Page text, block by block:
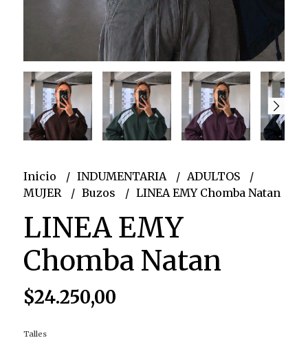
Inicio INDUMENTARIA
ADULTOS
MUJER
Buzos LINEA EMY Chomba Natan
LINEA EMY
Chomba Natan
$24.250,00
Talles